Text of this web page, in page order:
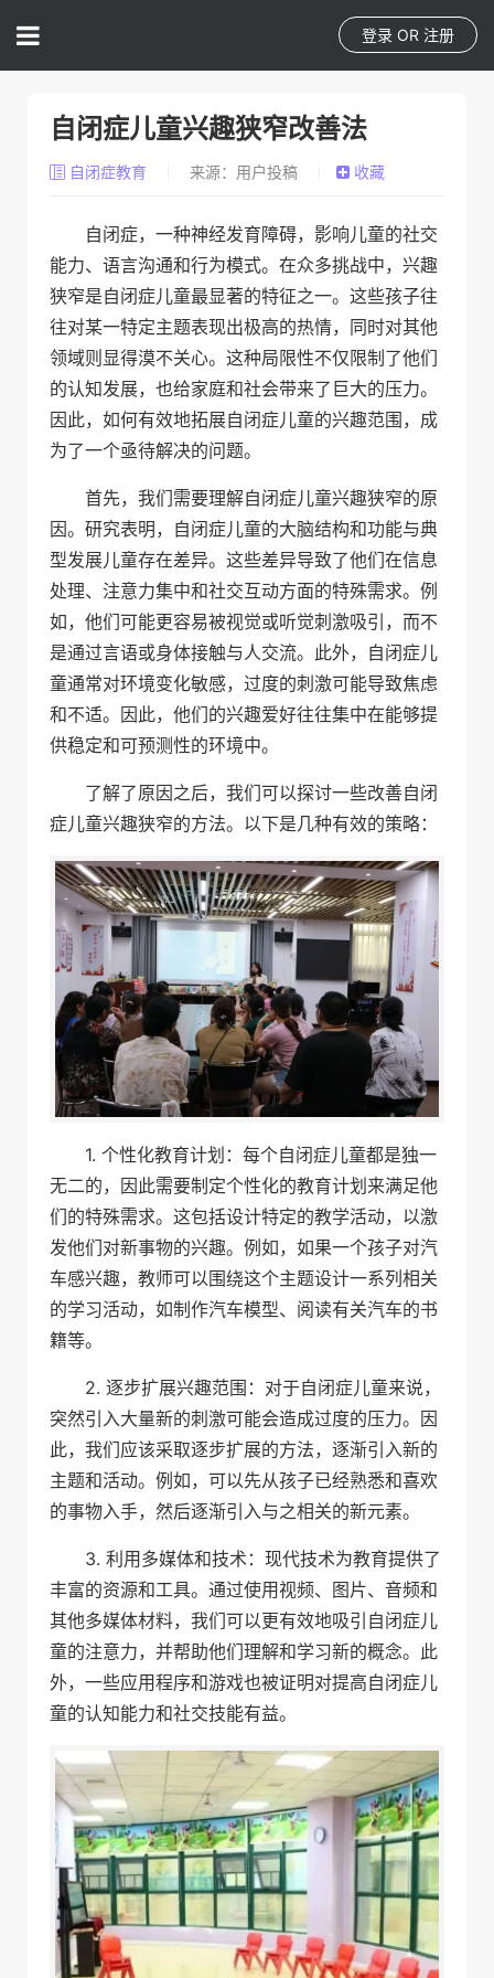
登录 OR 注册
自闭症儿童兴趣狭窄改善法
自闭症教育 来源：用户投稿 收藏
自闭症，一种神经发育障碍，影响儿童的社交
能力、语言沟通和行为模式。在众多挑战中，兴趣
狭窄是自闭症儿童最显著的特征之一。这些孩子往
往对某一特定主题表现出极高的热情，同时对其他
领域则显得漠不关心。这种局限性不仅限制了他们
的认知发展，也给家庭和社会带来了巨大的压力。
因此，如何有效地拓展自闭症儿童的兴趣范围，成
为了一个亟待解决的问题。
首先，我们需要理解自闭症儿童兴趣狭窄的原
因。研究表明，自闭症儿童的大脑结构和功能与典
型发展儿童存在差异。这些差异导致了他们在信息
处理、注意力集中和社交互动方面的特殊需求。例
如，他们可能更容易被视觉或听觉刺激吸引，而不
是通过言语或身体接触与人交流。此外，自闭症儿
童通常对环境变化敏感，过度的刺激可能导致焦虑
和不适。因此，他们的兴趣爱好往往集中在能够提
供稳定和可预测性的环境中。
了解了原因之后，我们可以探讨一些改善自闭
症儿童兴趣狭窄的方法。以下是几种有效的策略：
1. 个性化教育计划：每个自闭症儿童都是独一
无二的，因此需要制定个性化的教育计划来满足他
们的特殊需求。这包括设计特定的教学活动，以激
发他们对新事物的兴趣。例如，如果一个孩子对汽
车感兴趣，教师可以围绕这个主题设计一系列相关
的学习活动，如制作汽车模型、阅读有关汽车的书
籍等。
2. 逐步扩展兴趣范围：对于自闭症儿童来说，
突然引入大量新的刺激可能会造成过度的压力。因
此，我们应该采取逐步扩展的方法，逐渐引入新的
主题和活动。例如，可以先从孩子已经熟悉和喜欢
的事物入手，然后逐渐引入与之相关的新元素。
3. 利用多媒体和技术：现代技术为教育提供了
丰富的资源和工具。通过使用视频、图片、音频和
其他多媒体材料，我们可以更有效地吸引自闭症儿
童的注意力，并帮助他们理解和学习新的概念。此
外，一些应用程序和游戏也被证明对提高自闭症儿
童的认知能力和社交技能有益。